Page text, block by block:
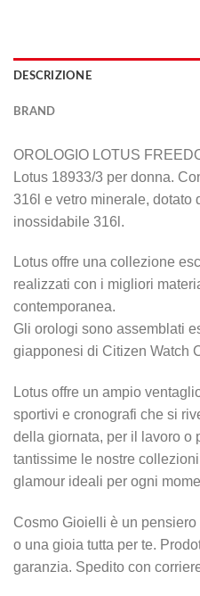
DESCRIZIONE
BRAND
OROLOGIO LOTUS
Lotus 18933/3 per donna.
316l e vetro minerale, dotato
inossidabile 316l.
Lotus offre una collezione
realizzati con i migliori
contemporanea.
Gli orologi sono assemblati
giapponesi di Citizen Watch
Lotus offre un ampio
sportivi e cronografi che si
della giornata, per il lavoro o
tantissime le nostre
glamour ideali per ogni
Cosmo Gioielli è un
o una gioia tutta per te.
garanzia. Spedito con